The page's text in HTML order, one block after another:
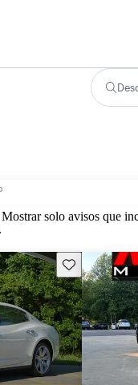
Mostrar solo avisos que
Guarda este